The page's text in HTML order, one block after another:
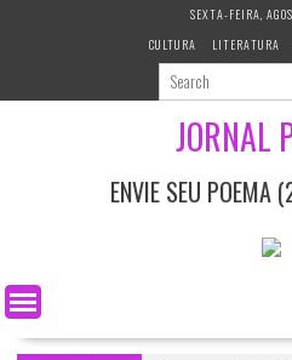
e
SEXTA-FEIRA,
CULTURA
LITERATURA
JORNAL
ENVIE SEU